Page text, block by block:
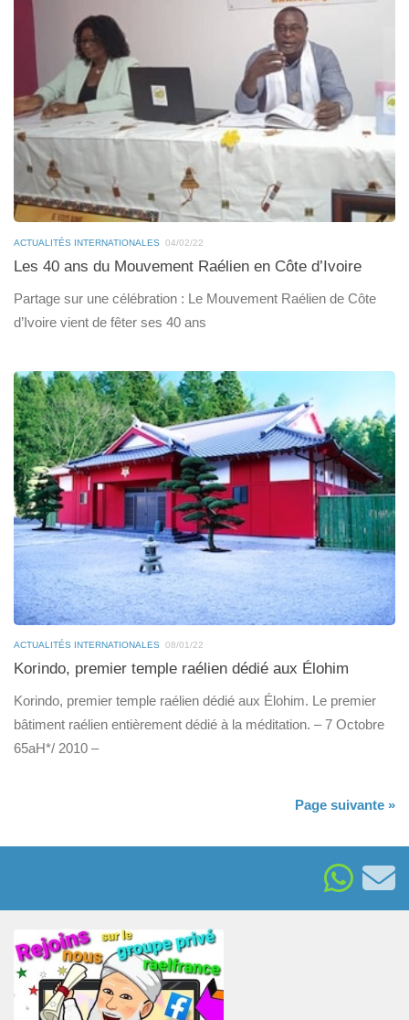
ACTUALITÉS INTERNATIONALES 04/02/22
Les 40 ans du Mouvement Raélien en Côte d’Ivoire
Partage sur une célébration : Le Mouvement Raélien de Côte
d’Ivoire vient de fêter ses 40 ans
ACTUALITÉS INTERNATIONALES 08/01/22
Korindo, premier temple raélien dédié aux Élohim
Korindo, premier temple raélien dédié aux Élohim. Le premier
bâtiment raélien entièrement dédié à la méditation. – 7 Octobre
65aH*/ 2010 –
Page suivante »